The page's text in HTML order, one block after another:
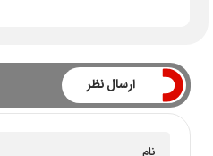
ارسال نظر